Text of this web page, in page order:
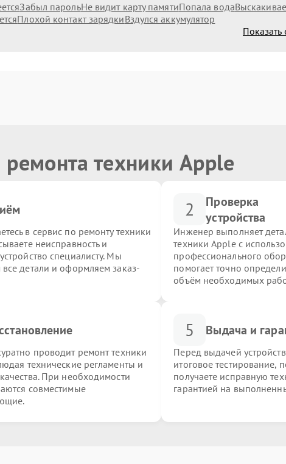
Забыл парольНе видит карту памятиПопала вода
Плохой контакт зарядкиВздулся аккумулятор
Показать
техники Apple
в сервис по ремонту техники
неисправность и
специалисту. Мы
детали и оформляем заказ-
2
Проверка
устройства
Инженер выполняет
техники Apple с
профессионального
помогает точно
объём необходимых
проводит ремонт техники
технические регламенты и
При необходимости
совместимые
5 Выдача и
Перед выдачей
итоговое тестирование,
получаете исправную
гарантией на